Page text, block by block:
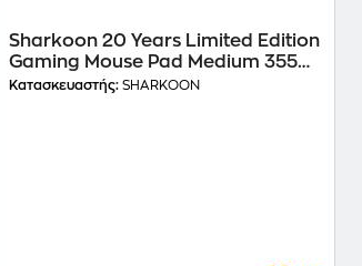
Sharkoon 20 Years Limited Edition
Gaming Mouse Pad Medium 355
mm - Πολύχρωμο
Κατασκευαστής:SHARKOON